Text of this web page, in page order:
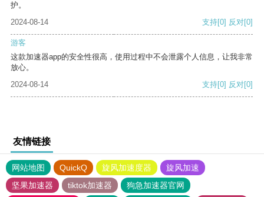
护。
2024-08-14
支持[0] 反对[0]
游客
这款加速器app的安全性很高，使用过程中不会泄露个人信息，让我非常
放心。
2024-08-14
支持[0] 反对[0]
友情链接
网站地图 QuickQ 旋风加速度器
旋风加速
坚果加速器
tiktok加速器 狗急加速器官网